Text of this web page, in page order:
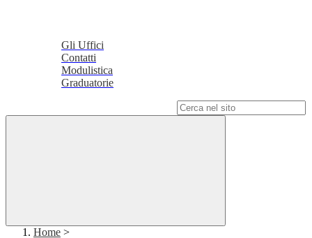
Gli Uffici
Contatti
Modulistica
Graduatorie
Home >